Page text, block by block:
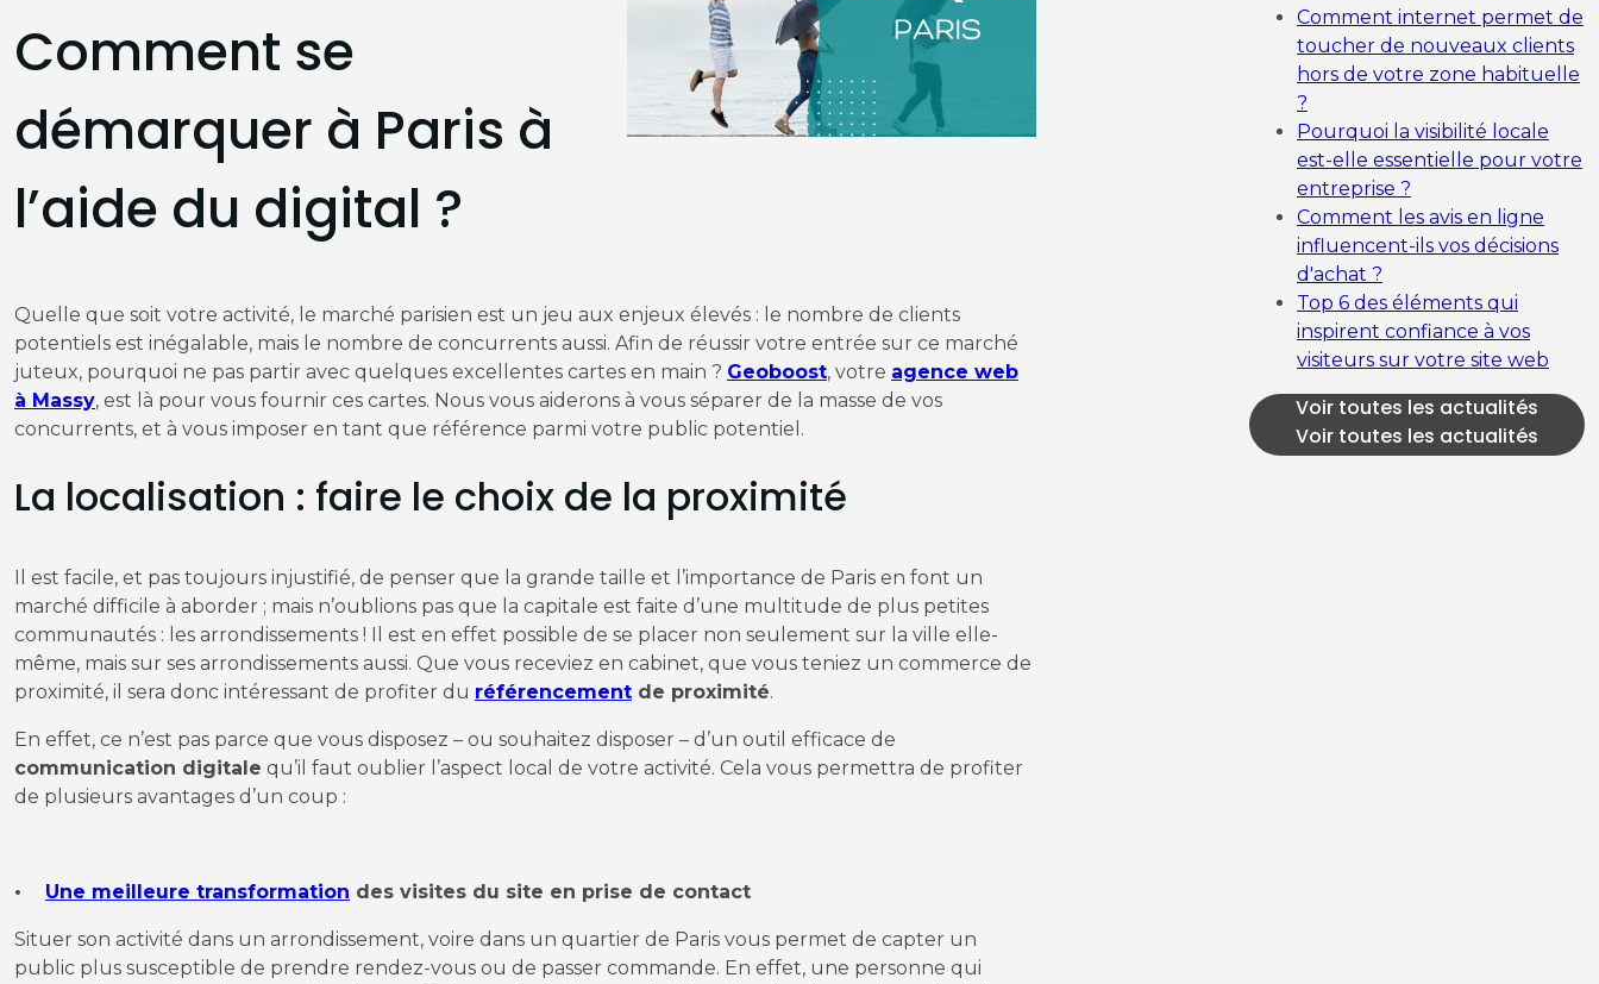
Comment se
démarquer à Paris à
l’aide du digital ?
Quelle que soit votre activité, le marché parisien est un jeu aux enjeux élevés : le nombre de clients
potentiels est inégalable, mais le nombre de concurrents aussi. Afin de réussir votre entrée sur ce marché
juteux, pourquoi ne pas partir avec quelques excellentes cartes en main ? Geoboost, votre agence web
à Massy, est là pour vous fournir ces cartes. Nous vous aiderons à vous séparer de la masse de vos
concurrents, et à vous imposer en tant que référence parmi votre public potentiel.
La localisation : faire le choix de la proximité
Il est facile, et pas toujours injustifié, de penser que la grande taille et l’importance de Paris en font un
marché difficile à aborder ; mais n’oublions pas que la capitale est faite d’une multitude de plus petites
communautés : les arrondissements ! Il est en effet possible de se placer non seulement sur la ville elle-
même, mais sur ses arrondissements aussi. Que vous receviez en cabinet, que vous teniez un commerce de
proximité, il sera donc intéressant de profiter du référencement de proximité.
En effet, ce n’est pas parce que vous disposez – ou souhaitez disposer – d’un outil efficace de
communication digitale qu’il faut oublier l’aspect local de votre activité. Cela vous permettra de profiter
de plusieurs avantages d’un coup :
• Une meilleure transformation des visites du site en prise de contact
Situer son activité dans un arrondissement, voire dans un quartier de Paris vous permet de capter un
public plus susceptible de prendre rendez-vous ou de passer commande. En effet, une personne qui
Comment internet permet de
toucher de nouveaux clients
hors de votre zone habituelle
?
Pourquoi la visibilité locale
est-elle essentielle pour votre
entreprise ?
Comment les avis en ligne
influencent-ils vos décisions
d'achat ?
Top 6 des éléments qui
inspirent confiance à vos
visiteurs sur votre site web
Voir toutes les actualités
Voir toutes les actualités